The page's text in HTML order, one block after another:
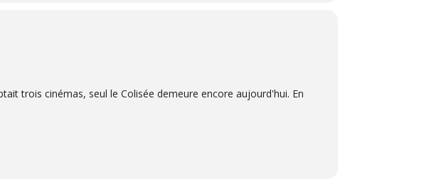
trois cinémas, seul le Colisée demeure encore aujourd'hui. En